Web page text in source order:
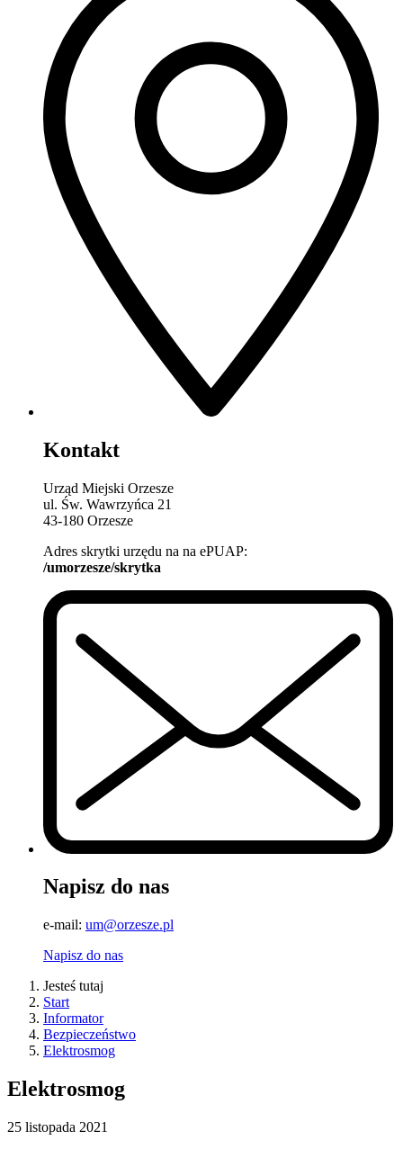
Kontakt
Urząd Miejski Orzesze
ul. Św. Wawrzyńca 21
43-180 Orzesze
Adres skrytki urzędu na na ePUAP:
/umorzesze/skrytka
Napisz do nas
e-mail: um@orzesze.pl
Napisz do nas
Jesteś tutaj
Start
Informator
Bezpieczeństwo
Elektrosmog
Elektrosmog
25 listopada 2021